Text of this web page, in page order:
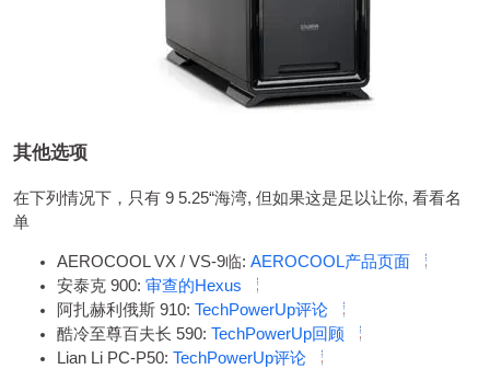
其他选项
在下列情况下，只有 9 5.25“海湾, 但如果这是足以让你, 看看名
单
AEROCOOL VX / VS-9临:AEROCOOL产品页面
安泰克 900:审查的Hexus
阿扎赫利俄斯 910:TechPowerUp评论
酷冷至尊百夫长 590:TechPowerUp回顾
Lian Li PC-P50:TechPowerUp评论